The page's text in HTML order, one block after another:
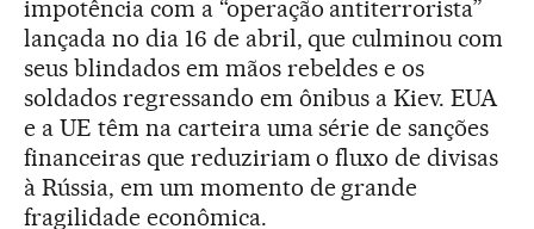
impotência com a “operação antiterrorista”
lançada no dia 16 de abril, que culminou com
seus blindados em mãos rebeldes e os
soldados regressando em ônibus a Kiev. EUA
e a UE têm na carteira uma série de sanções
financeiras que reduziriam o fluxo de divisas
à Rússia, em um momento de grande
fragilidade econômica.